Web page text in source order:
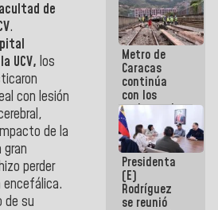
de
.
UCV, los
con lesión
de la
perder
de su
Pueblo
Metro de
Caracas
continúa
con los
trabajos de
mantenimiento
e inspección
en la Línea 2
Presidenta
(E)
Rodríguez
se reunió